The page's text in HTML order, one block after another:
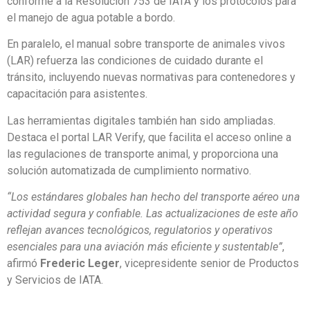
el manejo de agua potable a bordo.
En paralelo, el manual sobre transporte de animales vivos
(LAR) refuerza las condiciones de cuidado durante el
tránsito, incluyendo nuevas normativas para contenedores y
capacitación para asistentes.
Las herramientas digitales también han sido ampliadas.
Destaca el portal LAR Verify, que facilita el acceso online a
las regulaciones de transporte animal, y proporciona una
solución automatizada de cumplimiento normativo.
“Los estándares globales han hecho del transporte aéreo una
actividad segura y confiable. Las actualizaciones de este año
reflejan avances tecnológicos, regulatorios y operativos
esenciales para una aviación más eficiente y sustentable”,
afirmó Frederic Leger, vicepresidente senior de Productos
y Servicios de IATA.